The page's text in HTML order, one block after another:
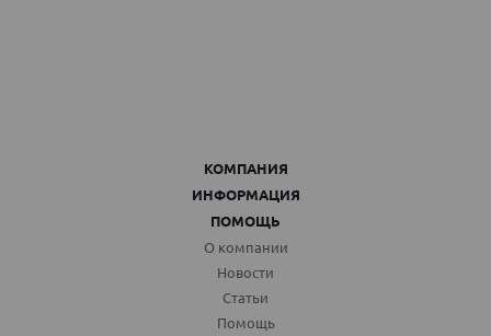
КОМПАНИЯ
ИНФОРМАЦИЯ
ПОМОЩЬ
О компании
Новости
Статьи
Помощь